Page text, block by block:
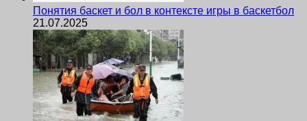
Понятия баскет и бол в контексте игры в баскетбол
21.07.2025